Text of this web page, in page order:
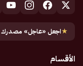
★اجعل «عاجل» مصدرك
الأقسام